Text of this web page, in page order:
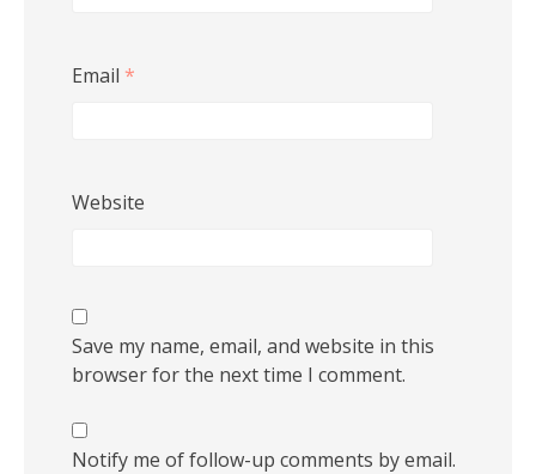
Email *
Website
Save my name, email, and website in this
browser for the next time I comment.
Notify me of follow-up comments by email.